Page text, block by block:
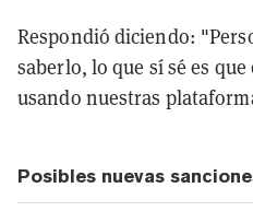
Respondió diciendo:
saberlo, lo que sí sé es
usando nuestras
Posibles nuevas